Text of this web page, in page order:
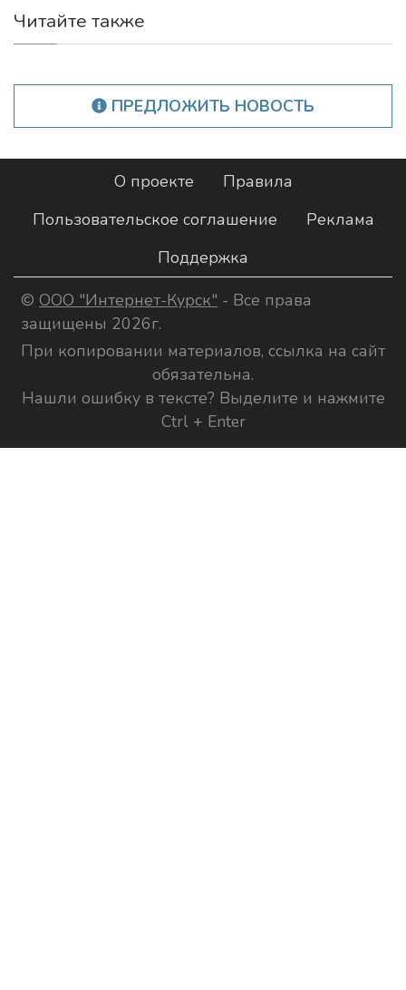
Читайте также
ПРЕДЛОЖИТЬ НОВОСТЬ
О проекте
Правила
Пользовательское соглашение
Реклама
Поддержка
© ООО "Интернет-Курск" - Все права
защищены 2026г.
При копировании материалов, ссылка на сайт
обязательна.
Нашли ошибку в тексте? Выделите и нажмите
Ctrl + Enter